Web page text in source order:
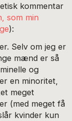
kommentar
som min
):
Selv om jeg er
mænd er så
og
en minoritet,
meget
(med meget få
kvinder kun